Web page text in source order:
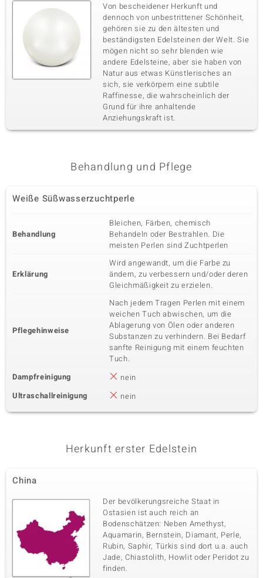
Von bescheidener Herkunft und
dennoch von unbestrittener Schönheit,
gehören sie zu den ältesten und
beständigsten Edelsteinen der Welt. Sie
mögen nicht so sehr blenden wie
andere Edelsteine, aber sie haben von
Natur aus etwas Künstlerisches an
sich, sie verkörpern eine subtile
Raffinesse, die wahrscheinlich der
Grund für ihre anhaltende
Anziehungskraft ist.
Behandlung und Pflege
Weiße Süßwasserzuchtperle
Behandlung
Bleichen, Färben, chemisch
Behandeln oder Bestrahlen. Die
meisten Perlen sind Zuchtperlen
Erklärung
Wird angewandt, um die Farbe zu
ändern, zu verbessern und/oder deren
Gleichmäßigkeit zu erzielen.
Pflegehinweise
Nach jedem Tragen Perlen mit einem
weichen Tuch abwischen, um die
Ablagerung von Ölen oder anderen
Substanzen zu verhindern. Bei Bedarf
sanfte Reinigung mit einem feuchten
Tuch.
Dampfreinigung
nein
Ultraschallreinigung
nein
Herkunft erster Edelstein
China
Der bevölkerungsreiche Staat in
Ostasien ist auch reich an
Bodenschätzen: Neben Amethyst,
Aquamarin, Bernstein, Diamant, Perle,
Rubin, Saphir, Türkis sind dort u.a. auch
Jade, Chiastolith, Howlit oder Peridot zu
finden.